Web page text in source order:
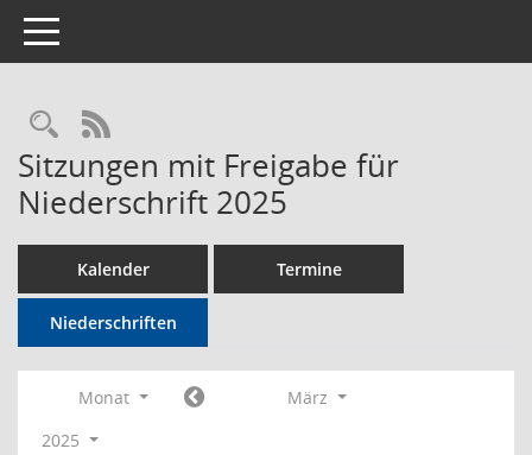
Toggle navigation
Rechercheauswahl
RSS-Feed
Sitzungen mit Freigabe für
Niederschrift 2025
Kalender Termine
Niederschriften
Monat
März
2025